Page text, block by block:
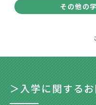
その他の
＞入学に関する